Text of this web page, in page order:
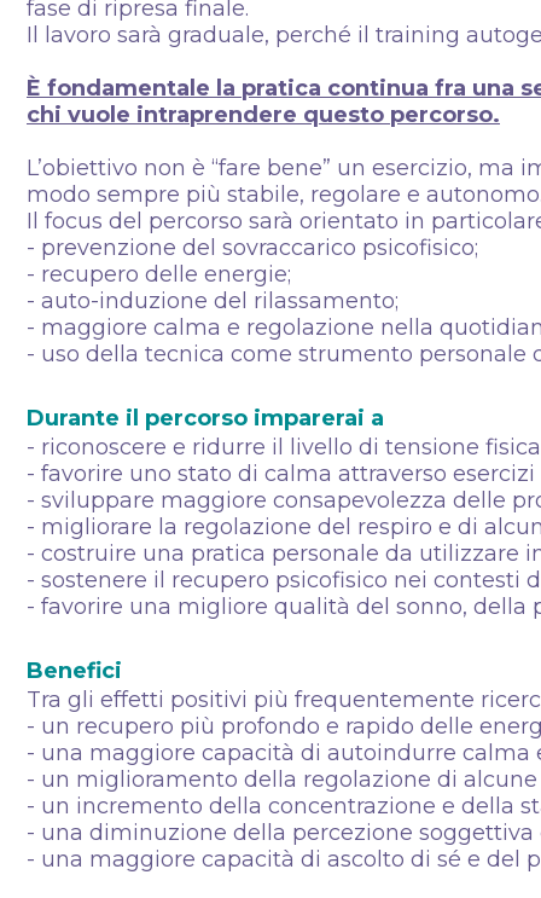
fase di ripresa finale.
Il lavoro sarà graduale, perché il training
È fondamentale la pratica continua fra una
chi vuole intraprendere questo percorso.
L’obiettivo non è “fare bene” un esercizio,
modo sempre più stabile, regolare e
Il focus del percorso sarà orientato in
- prevenzione del sovraccarico psicofisico;
- recupero delle energie;
- auto-induzione del rilassamento;
- maggiore calma e regolazione nella
- uso della tecnica come strumento personale
Durante il percorso imparerai a
- riconoscere e ridurre il livello di tensione
- favorire uno stato di calma attraverso
- sviluppare maggiore consapevolezza delle
- migliorare la regolazione del respiro e di
- costruire una pratica personale da utilizzare
- sostenere il recupero psicofisico nei contesti
- favorire una migliore qualità del sonno, della
Benefici
Tra gli effetti positivi più frequentemente
- un recupero più profondo e rapido delle
- una maggiore capacità di autoindurre calma
- un miglioramento della regolazione di
- un incremento della concentrazione e della
- una diminuzione della percezione
- una maggiore capacità di ascolto di sé e del